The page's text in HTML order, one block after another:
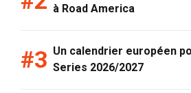
à Road America
Un calendrier européen
Series 2026/2027